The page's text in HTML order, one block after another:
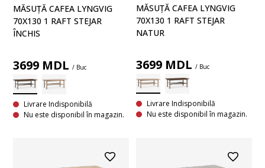
MĂSUȚĂ CAFEA LYNGVIG
70X130 1 RAFT STEJAR
ÎNCHIS
3699 MDL / Buc
Livrare Indisponibilă
Nu este disponibil în magazin.
MĂSUȚĂ CAFEA LYNGVIG
70X130 1 RAFT STEJAR
NATUR
3699 MDL / Buc
Livrare Indisponibilă
Nu este disponibil în magazin.